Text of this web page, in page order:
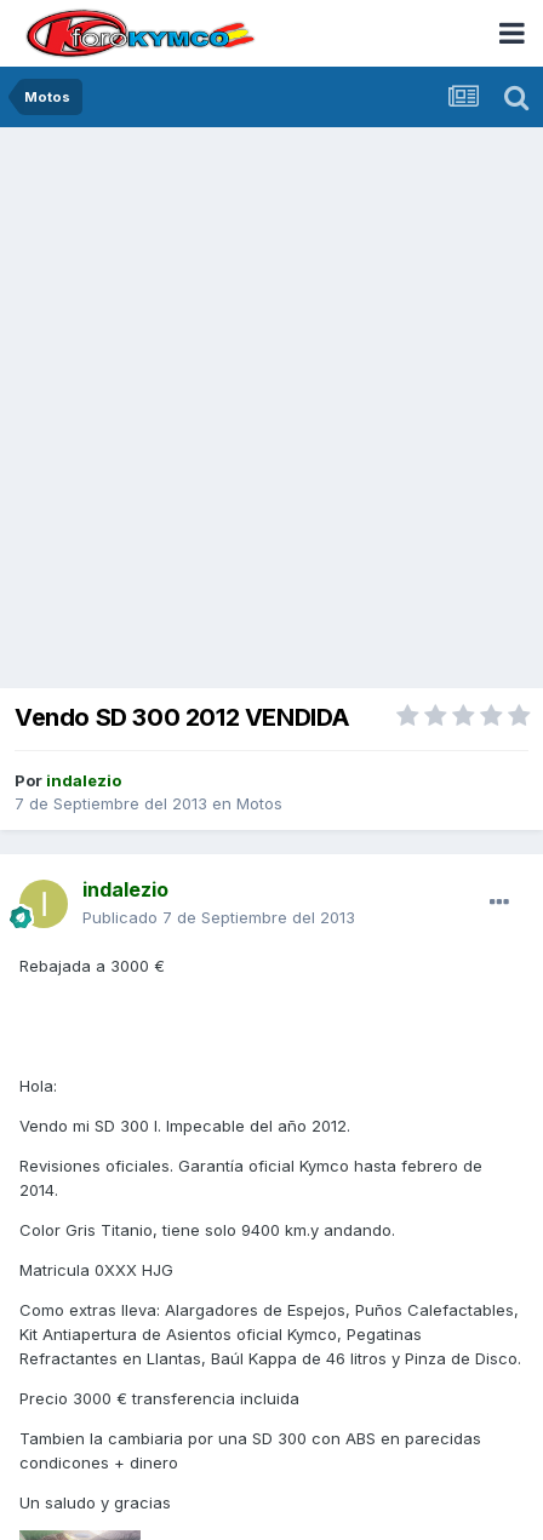
Motos
Vendo SD 300 2012 VENDIDA
Por indalezio
7 de Septiembre del 2013 en Motos
indalezio
Publicado 7 de Septiembre del 2013
Rebajada a 3000 €
Hola:
Vendo mi SD 300 I. Impecable del año 2012.
Revisiones oficiales. Garantía oficial Kymco hasta febrero de
2014.
Color Gris Titanio, tiene solo 9400 km.y andando.
Matricula 0XXX HJG
Como extras lleva: Alargadores de Espejos, Puños Calefactables,
Kit Antiapertura de Asientos oficial Kymco, Pegatinas
Refractantes en Llantas, Baúl Kappa de 46 litros y Pinza de Disco.
Precio 3000 € transferencia incluida
Tambien la cambiaria por una SD 300 con ABS en parecidas
condicones + dinero
Un saludo y gracias